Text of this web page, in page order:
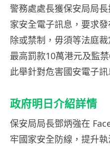
警務處處長獲保安局局
家安全電子訊息，要求
除或禁制，毋須等法庭
最高罰款10萬港元及監
此舉針對危害國安電子
政府明日介紹詳情
保安局局長鄧炳強在
牢國家安全防線，提升